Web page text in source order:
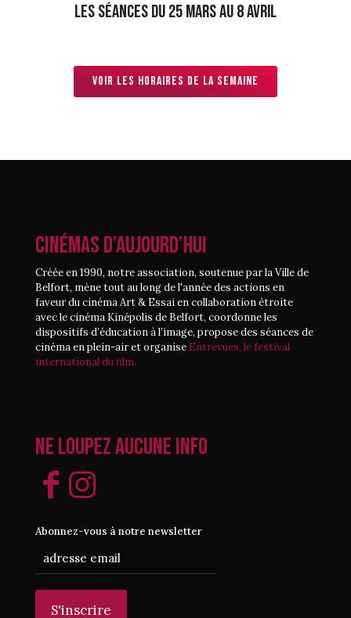
LES séances du 25 mars AU 8 avril
Voir les horaires de la semaine
CINÉMAS D’AUJOURD’HUI
Créée en 1990, notre association, soutenue par la Ville de
Belfort, mène tout au long de l'année des actions en
faveur du cinéma Art & Essai en collaboration étroite
avec le cinéma Kinépolis de Belfort, coordonne les
dispositifs d’éducation à l’image, propose des séances de
cinéma en plein-air et organise Entrevues, le festival
international du film.
Ne loupez aucune info
Abonnez-vous à notre newsletter